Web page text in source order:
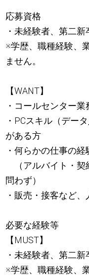
応募資格
・未経験者、第二新
※学歴、職種経験、
ません。
【WANT】
・コールセンター
・PCスキル（デー
がある方
・何らかの仕事の
（アルバイト・契
問わず）
・販売・接客など
必要な経験等
【MUST】
・未経験者、第二新
※学歴、職種経験、